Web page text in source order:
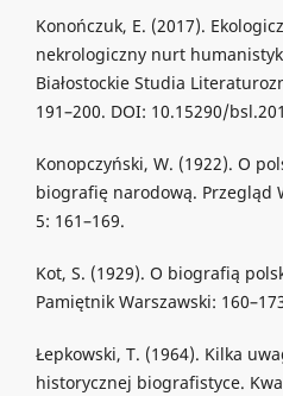
Konończuk, E. (2017).
nekrologiczny nurt
Białostockie Studia
191–200. DOI: 10.15290/
Konopczyński, W. (1922). O
biografię narodową. Przegląd
5: 161–169.
Kot, S. (1929). O biografią
Pamiętnik Warszawski:
Łepkowski, T. (1964). Kilka
historycznej biografistyce.